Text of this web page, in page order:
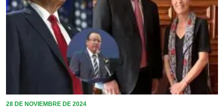
28 DE NOVIEMBRE DE 2024